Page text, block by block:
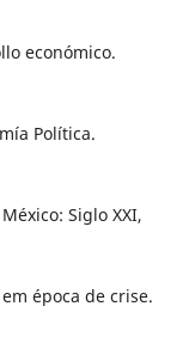
económico.
Política.
Siglo XXI,
época de crise.